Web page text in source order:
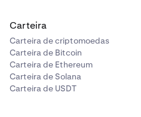
Carteira
Carteira de criptomoedas
Carteira de Bitcoin
Carteira de Ethereum
Carteira de Solana
Carteira de USDT